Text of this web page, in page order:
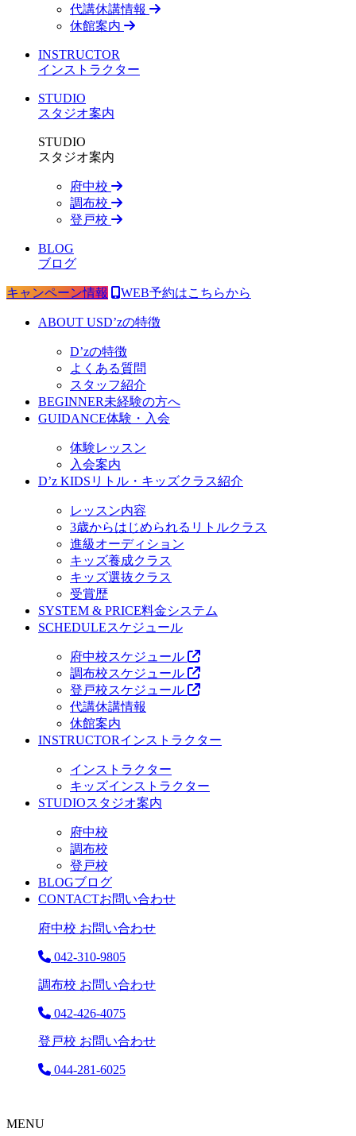
代講休講情報
休館案内
INSTRUCTOR
インストラクター
STUDIO
スタジオ案内
STUDIO
スタジオ案内
府中校
調布校
登戸校
BLOG
ブログ
キャンペーン情報 WEB予約はこちらから
ABOUT USD’zの特徴
D’zの特徴
よくある質問
スタッフ紹介
BEGINNER未経験の方へ
GUIDANCE体験・入会
体験レッスン
入会案内
D’z KIDS リトル・キッズクラス紹介
レッスン内容
3歳からはじめられるリトルクラス
進級オーディション
キッズ養成クラス
キッズ選抜クラス
受賞歴
SYSTEM & PRICE料金システム
SCHEDULEスケジュール
府中校スケジュール
調布校スケジュール
登戸校スケジュール
代講休講情報
休館案内
INSTRUCTORインストラクター
インストラクター
キッズインストラクター
STUDIOスタジオ案内
府中校
調布校
登戸校
BLOGブログ
CONTACTお問い合わせ
府中校 お問い合わせ
042-310-9805
調布校 お問い合わせ
042-426-4075
登戸校 お問い合わせ
044-281-6025
MENU